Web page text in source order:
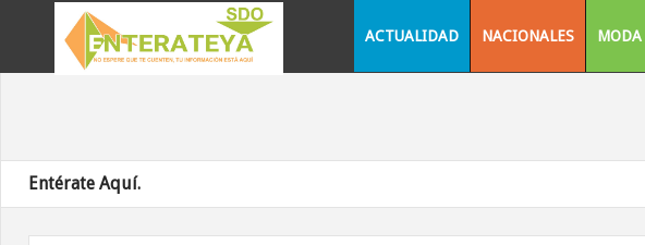
ACTUALIDAD NACIONALES MODA
Entérate Aquí.